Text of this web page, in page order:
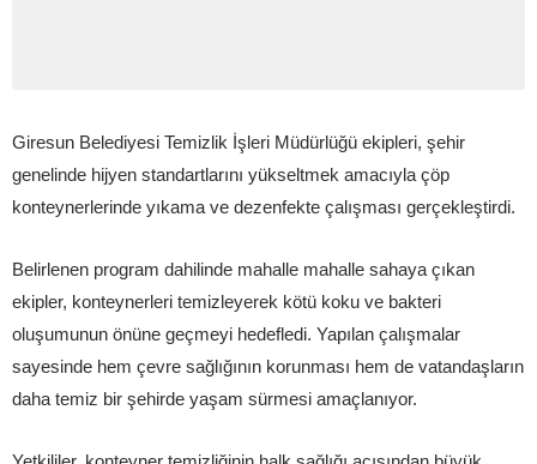
Giresun Belediyesi Temizlik İşleri Müdürlüğü ekipleri, şehir
genelinde hijyen standartlarını yükseltmek amacıyla çöp
konteynerlerinde yıkama ve dezenfekte çalışması gerçekleştirdi.
Belirlenen program dahilinde mahalle mahalle sahaya çıkan
ekipler, konteynerleri temizleyerek kötü koku ve bakteri
oluşumunun önüne geçmeyi hedefledi. Yapılan çalışmalar
sayesinde hem çevre sağlığının korunması hem de vatandaşların
daha temiz bir şehirde yaşam sürmesi amaçlanıyor.